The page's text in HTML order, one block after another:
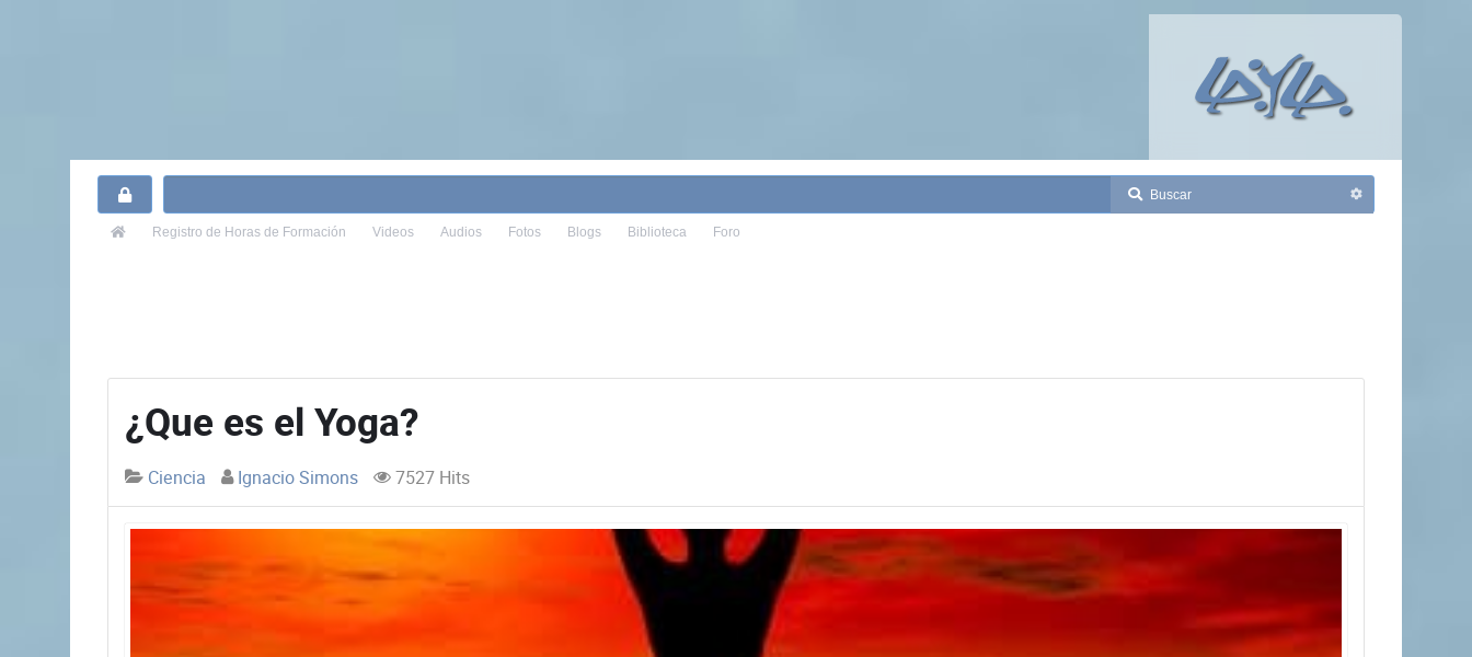
Registro de Horas de Formación Videos Audios Fotos Blogs Biblioteca Foro
¿Que es el Yoga?
Ciencia Ignacio Simons 7527 Hits